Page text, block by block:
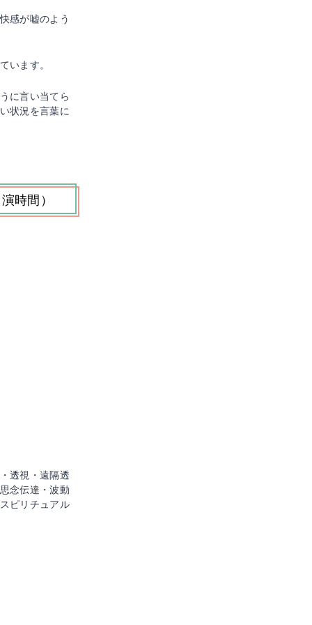
感が嘘のよう
います。
に言い当てら
状況を言葉に
時間）
透視・遠隔透
念伝達・波動
ピリチュアル